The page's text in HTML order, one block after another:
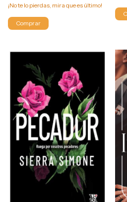
¡No te lo pierdas, mira que es último!